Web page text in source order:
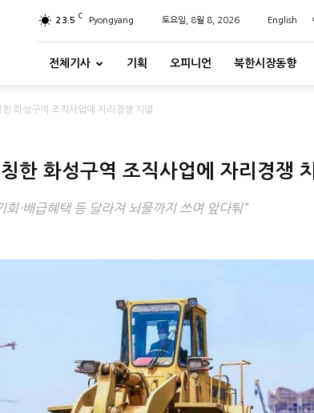
23.5 C Pyongyang 토요일, 8월 8, 2026 English
전체기사 기획 오피니언 북한시장동향
한 화성구역 조직사업에 자리경쟁 치열
칭한 화성구역 조직사업에 자리경쟁
회·배급혜택 등 달라져 뇌물까지 쓰며 앞다퉈”